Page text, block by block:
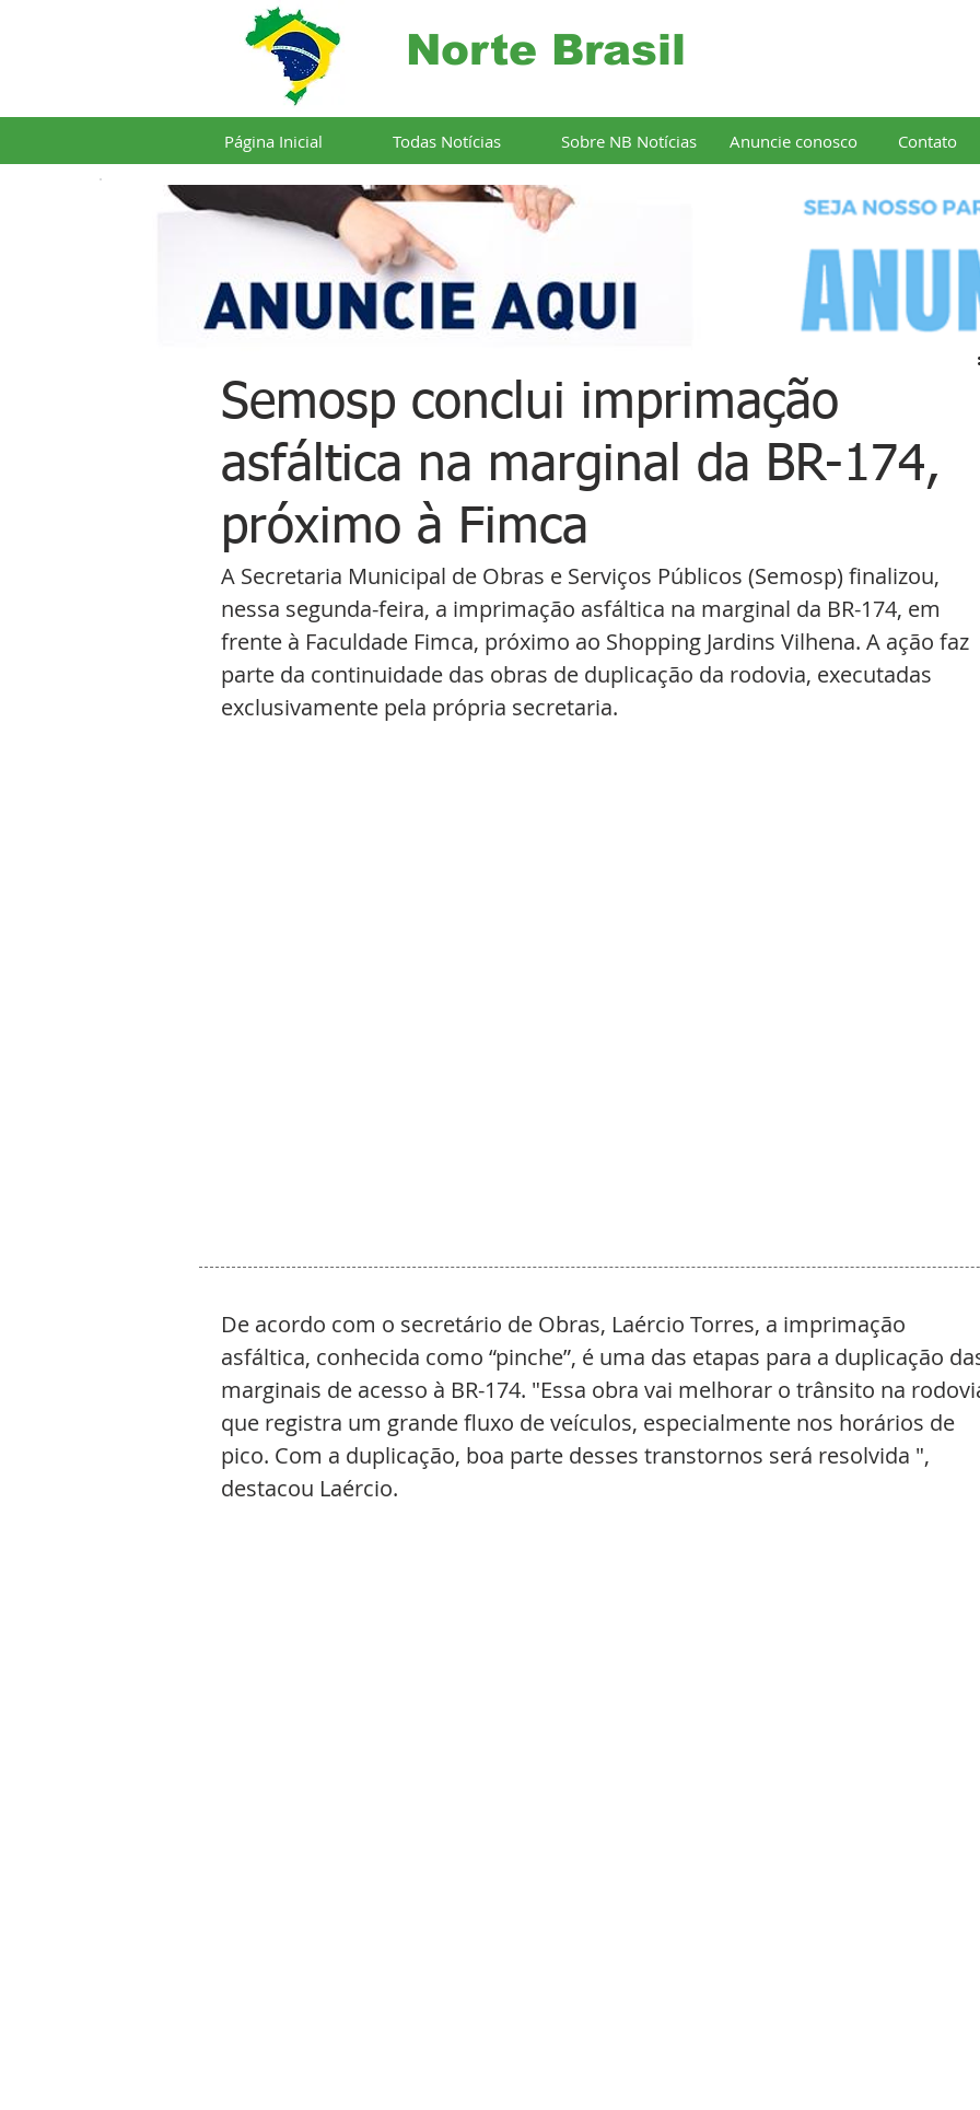
Norte Brasil
Página Inicial Todas Notícias Sobre NB Notícias Anuncie conosco Contato
Semosp conclui imprimação
asfáltica na marginal da BR-174,
próximo à Fimca
A Secretaria Municipal de Obras e Serviços Públicos (Semosp) finalizou,
nessa segunda-feira, a imprimação asfáltica na marginal da BR-174, em
frente à Faculdade Fimca, próximo ao Shopping Jardins Vilhena. A ação faz
parte da continuidade das obras de duplicação da rodovia, executadas
exclusivamente pela própria secretaria.
De acordo com o secretário de Obras, Laércio Torres, a imprimação
asfáltica, conhecida como “pinche”, é uma das etapas para a duplicação
marginais de acesso à BR-174. "Essa obra vai melhorar o trânsito na
que registra um grande fluxo de veículos, especialmente nos horários de
pico. Com a duplicação, boa parte desses transtornos será resolvida ",
destacou Laércio.